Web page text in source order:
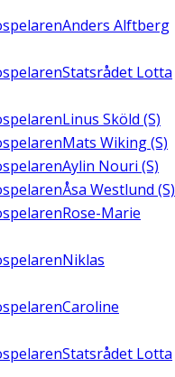
Anders Alftberg
Statsrådet Lotta
Linus Sköld (S)
Mats Wiking (S)
Aylin Nouri (S)
Åsa Westlund (S)
Rose-Marie
Niklas
Caroline
Statsrådet Lotta